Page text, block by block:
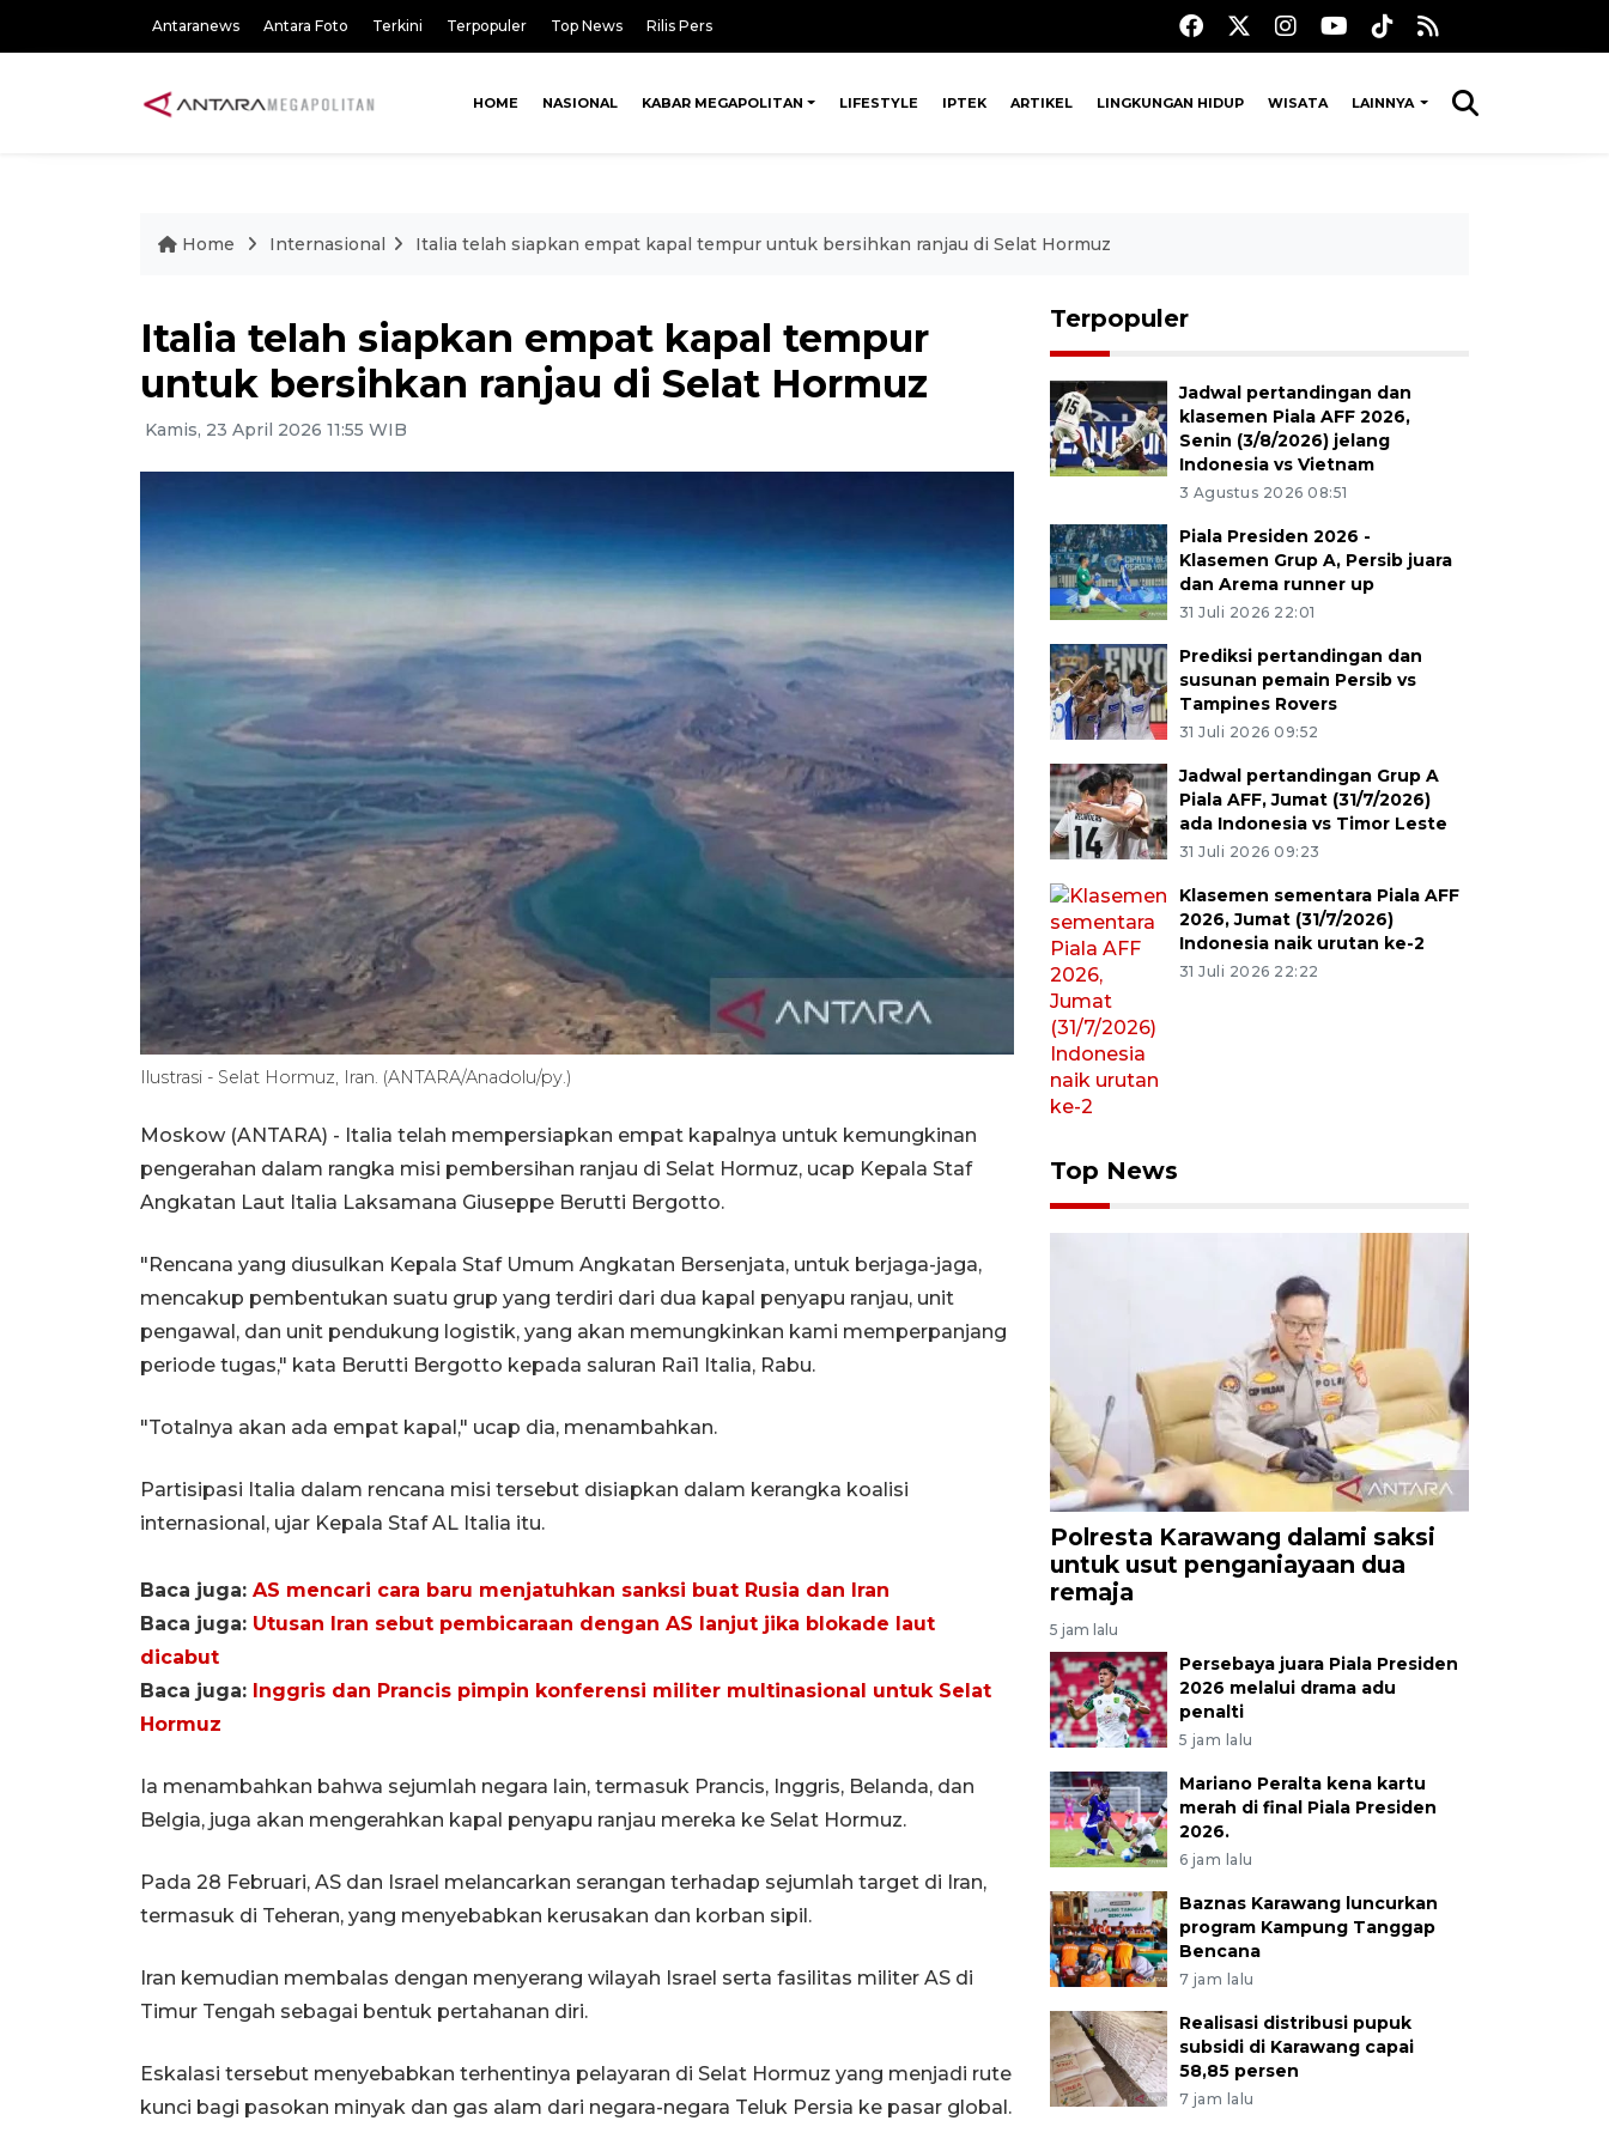
Antaranews Antara Foto Terkini Terpopuler Top News Rilis Pers
HOME NASIONAL KABAR MEGAPOLITAN LIFESTYLE IPTEK ARTIKEL LINGKUNGAN HIDUP WISATA LAINNYA
Home Internasional Italia telah siapkan empat kapal tempur untuk bersihkan ranjau di Selat Hormuz
Italia telah siapkan empat kapal tempur
untuk bersihkan ranjau di Selat Hormuz
Kamis, 23 April 2026 11:55 WIB
Ilustrasi - Selat Hormuz, Iran. (ANTARA/Anadolu/py.)
Moskow (ANTARA) - Italia telah mempersiapkan empat kapalnya untuk kemungkinan
pengerahan dalam rangka misi pembersihan ranjau di Selat Hormuz, ucap Kepala Staf
Angkatan Laut Italia Laksamana Giuseppe Berutti Bergotto.
"Rencana yang diusulkan Kepala Staf Umum Angkatan Bersenjata, untuk berjaga-jaga,
mencakup pembentukan suatu grup yang terdiri dari dua kapal penyapu ranjau, unit
pengawal, dan unit pendukung logistik, yang akan memungkinkan kami memperpanjang
periode tugas," kata Berutti Bergotto kepada saluran Rai1 Italia, Rabu.
"Totalnya akan ada empat kapal," ucap dia, menambahkan.
Partisipasi Italia dalam rencana misi tersebut disiapkan dalam kerangka koalisi
internasional, ujar Kepala Staf AL Italia itu.
Baca juga: AS mencari cara baru menjatuhkan sanksi buat Rusia dan Iran
Baca juga: Utusan Iran sebut pembicaraan dengan AS lanjut jika blokade laut
dicabut
Baca juga: Inggris dan Prancis pimpin konferensi militer multinasional untuk Selat
Hormuz
Ia menambahkan bahwa sejumlah negara lain, termasuk Prancis, Inggris, Belanda, dan
Belgia, juga akan mengerahkan kapal penyapu ranjau mereka ke Selat Hormuz.
Pada 28 Februari, AS dan Israel melancarkan serangan terhadap sejumlah target di Iran,
termasuk di Teheran, yang menyebabkan kerusakan dan korban sipil.
Iran kemudian membalas dengan menyerang wilayah Israel serta fasilitas militer AS di
Timur Tengah sebagai bentuk pertahanan diri.
Eskalasi tersebut menyebabkan terhentinya pelayaran di Selat Hormuz yang menjadi rute
kunci bagi pasokan minyak dan gas alam dari negara-negara Teluk Persia ke pasar global.
Terpopuler
Jadwal pertandingan dan
klasemen Piala AFF 2026,
Senin (3/8/2026) jelang
Indonesia vs Vietnam
3 Agustus 2026 08:51
Piala Presiden 2026 -
Klasemen Grup A, Persib juara
dan Arema runner up
31 Juli 2026 22:01
Prediksi pertandingan dan
susunan pemain Persib vs
Tampines Rovers
31 Juli 2026 09:52
Jadwal pertandingan Grup A
Piala AFF, Jumat (31/7/2026)
ada Indonesia vs Timor Leste
31 Juli 2026 09:23
Klasemen sementara Piala AFF
2026, Jumat (31/7/2026)
Indonesia naik urutan ke-2
31 Juli 2026 22:22
Top News
Polresta Karawang dalami saksi
untuk usut penganiayaan dua
remaja
5 jam lalu
Persebaya juara Piala Presiden
2026 melalui drama adu
penalti
5 jam lalu
Mariano Peralta kena kartu
merah di final Piala Presiden
2026.
6 jam lalu
Baznas Karawang luncurkan
program Kampung Tanggap
Bencana
7 jam lalu
Realisasi distribusi pupuk
subsidi di Karawang capai
58,85 persen
7 jam lalu